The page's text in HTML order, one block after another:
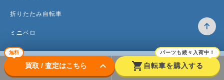
無料
買取 / 査定はこちら keyboard_arrow_down shopping_cart
パーツも続々入荷中！
自転車を購入する
折りたたみ自転車
ミニベロ
トップ 高価買取のワケ